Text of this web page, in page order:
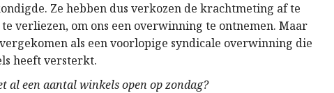
Ze hebben dus verkozen de krachtmeting af te
verliezen, om ons een overwinning te ontnemen. Maar
als een voorlopige syndicale overwinning die
heeft versterkt.
al een aantal winkels open op zondag?